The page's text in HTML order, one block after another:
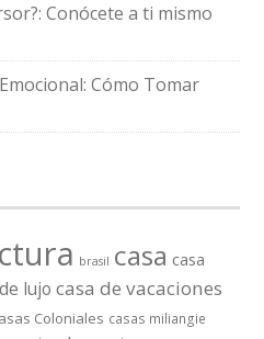
Conócete a ti mismo
Cómo Tomar
brasil casa casa
lujo casa de vacaciones
Coloniales casas miliangie